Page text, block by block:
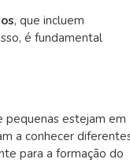
, que incluem
é fundamental
pequenas estejam em
a conhecer
para a formação do